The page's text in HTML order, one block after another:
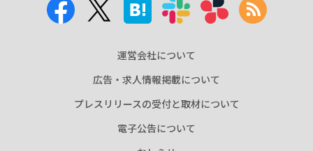
運営会社について
広告・求人情報掲載について
プレスリリースの受付と取材について
電子公告について